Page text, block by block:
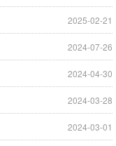
2025-02-21
2024-07-26
2024-04-30
2024-03-28
2024-03-01